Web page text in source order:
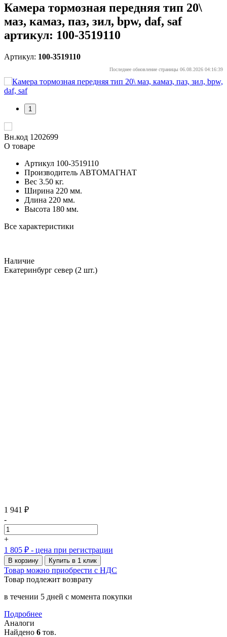
Камера тормозная передняя тип 20\
маз, камаз, паз, зил, bpw, daf, saf
артикул: 100-3519110
Артикул: 100-3519110
Последнее обновление страницы 06.08.2026 04:16:39
1
Вн.код 1202699
О товаре
Артикул 100-3519110
Производитель АВТОМАГНАТ
Вес 3.50 кг.
Ширина 220 мм.
Длина 220 мм.
Высота 180 мм.
Все характеристики
Наличие
Екатеринбург север (2 шт.)
1 941 ₽
-
+
1 805 ₽ - цена при регистрации
В корзину Купить в 1 клик
Товар можно приобрести с НДС
Товар подлежит возврату
в течении 5 дней с момента покупки
Подробнее
Аналоги
Найдено 6 тов.